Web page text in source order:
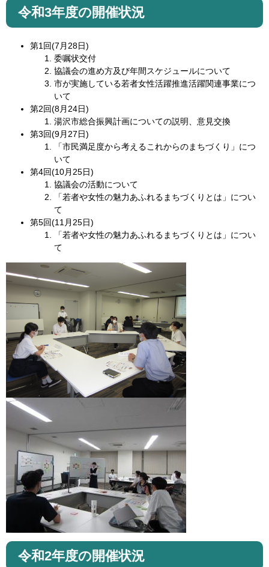
令和3年度の開催状況
第1回(7月28日)
委嘱状交付
協議会の進め方及び年間スケジュールについて
市が実施している若者女性活躍推進活躍関連事業につ
いて
第2回(8月24日)
湯沢市総合振興計画についての説明、意見交換
第3回(9月27日)
「市民満足度から考えるこれからのまちづくり」につ
いて
第4回(10月25日)
協議会の活動について
「若者や女性の魅力あふれるまちづくりとは」につい
て
第5回(11月25日)
「若者や女性の魅力あふれるまちづくりとは」につい
て
令和2年度の開催状況